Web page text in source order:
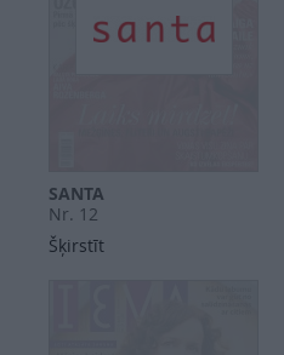
SANTA
Nr. 12
Šķirstīt